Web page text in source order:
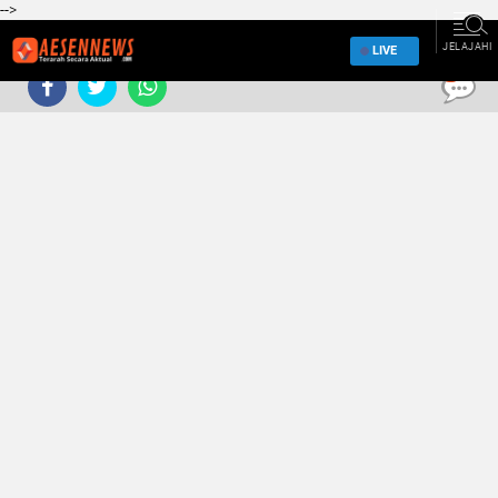
-->
LIVE JELAJAHI